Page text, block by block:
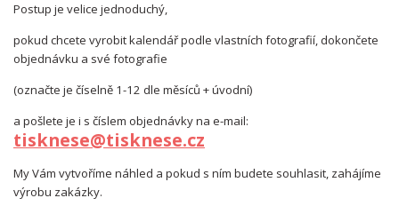
Postup je velice jednoduchý,
pokud chcete vyrobit kalendář podle vlastních fotografií, dokončete
objednávku a své fotografie
(označte je číselně 1-12 dle měsíců + úvodní)
a pošlete je i s číslem objednávky na e-mail:
tisknese@tisknese.cz
My Vám vytvoříme náhled a pokud s ním budete souhlasit, zahájíme
výrobu zakázky.